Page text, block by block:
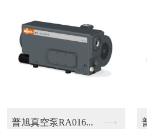
泵RA006... 单级旋片泵